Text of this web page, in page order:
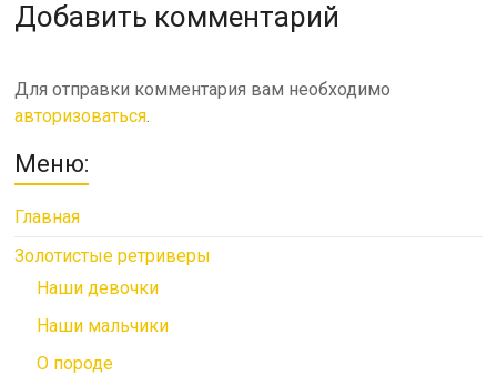
Добавить комментарий
Для отправки комментария вам необходимо
авторизоваться.
Меню:
Главная
Золотистые ретриверы
Наши девочки
Наши мальчики
О породе